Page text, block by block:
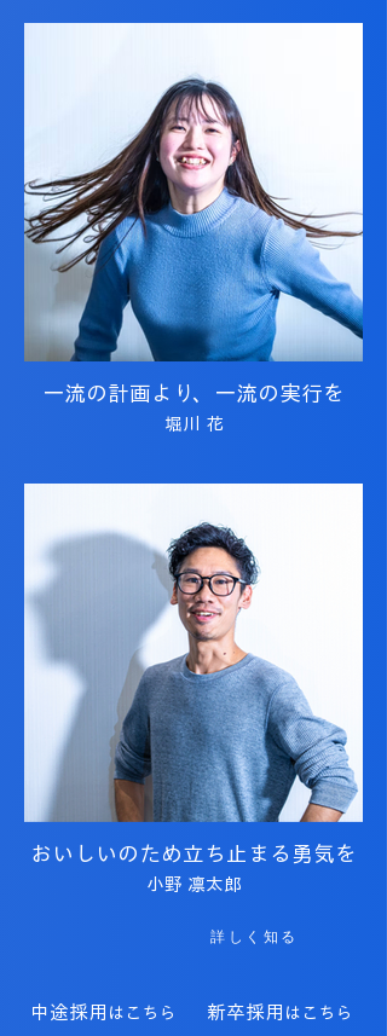
一流の計画より、一流の実行を
堀川 花
おいしいのため立ち止まる勇気を
小野 凛太郎
詳しく知る
中途採用 はこちら 新卒採用 はこちら